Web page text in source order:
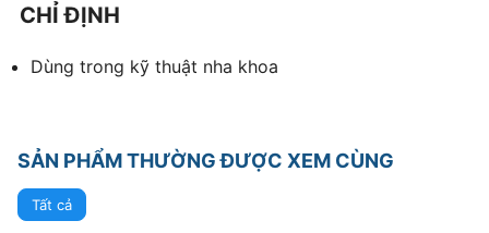
CHỈ ĐỊNH
Dùng trong kỹ thuật nha khoa
SẢN PHẨM THƯỜNG ĐƯỢC XEM CÙNG
Tất cả